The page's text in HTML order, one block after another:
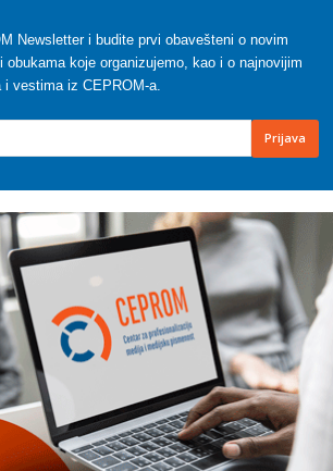
Newsletter i budite prvi obavešteni o novim
obukama koje organizujemo, kao i o najnovijim
vestima iz CEPROM-a.